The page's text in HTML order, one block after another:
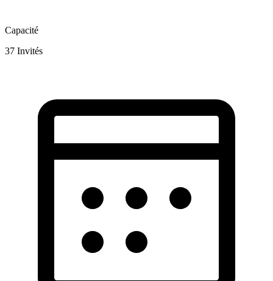
Capacité
37 Invités